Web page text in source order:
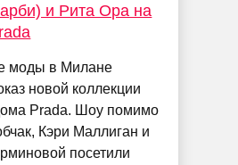
и Рита Ора на
моды в Милане
новой коллекции
Prada. Шоу помимо
Кэри Маллиган и
посетили